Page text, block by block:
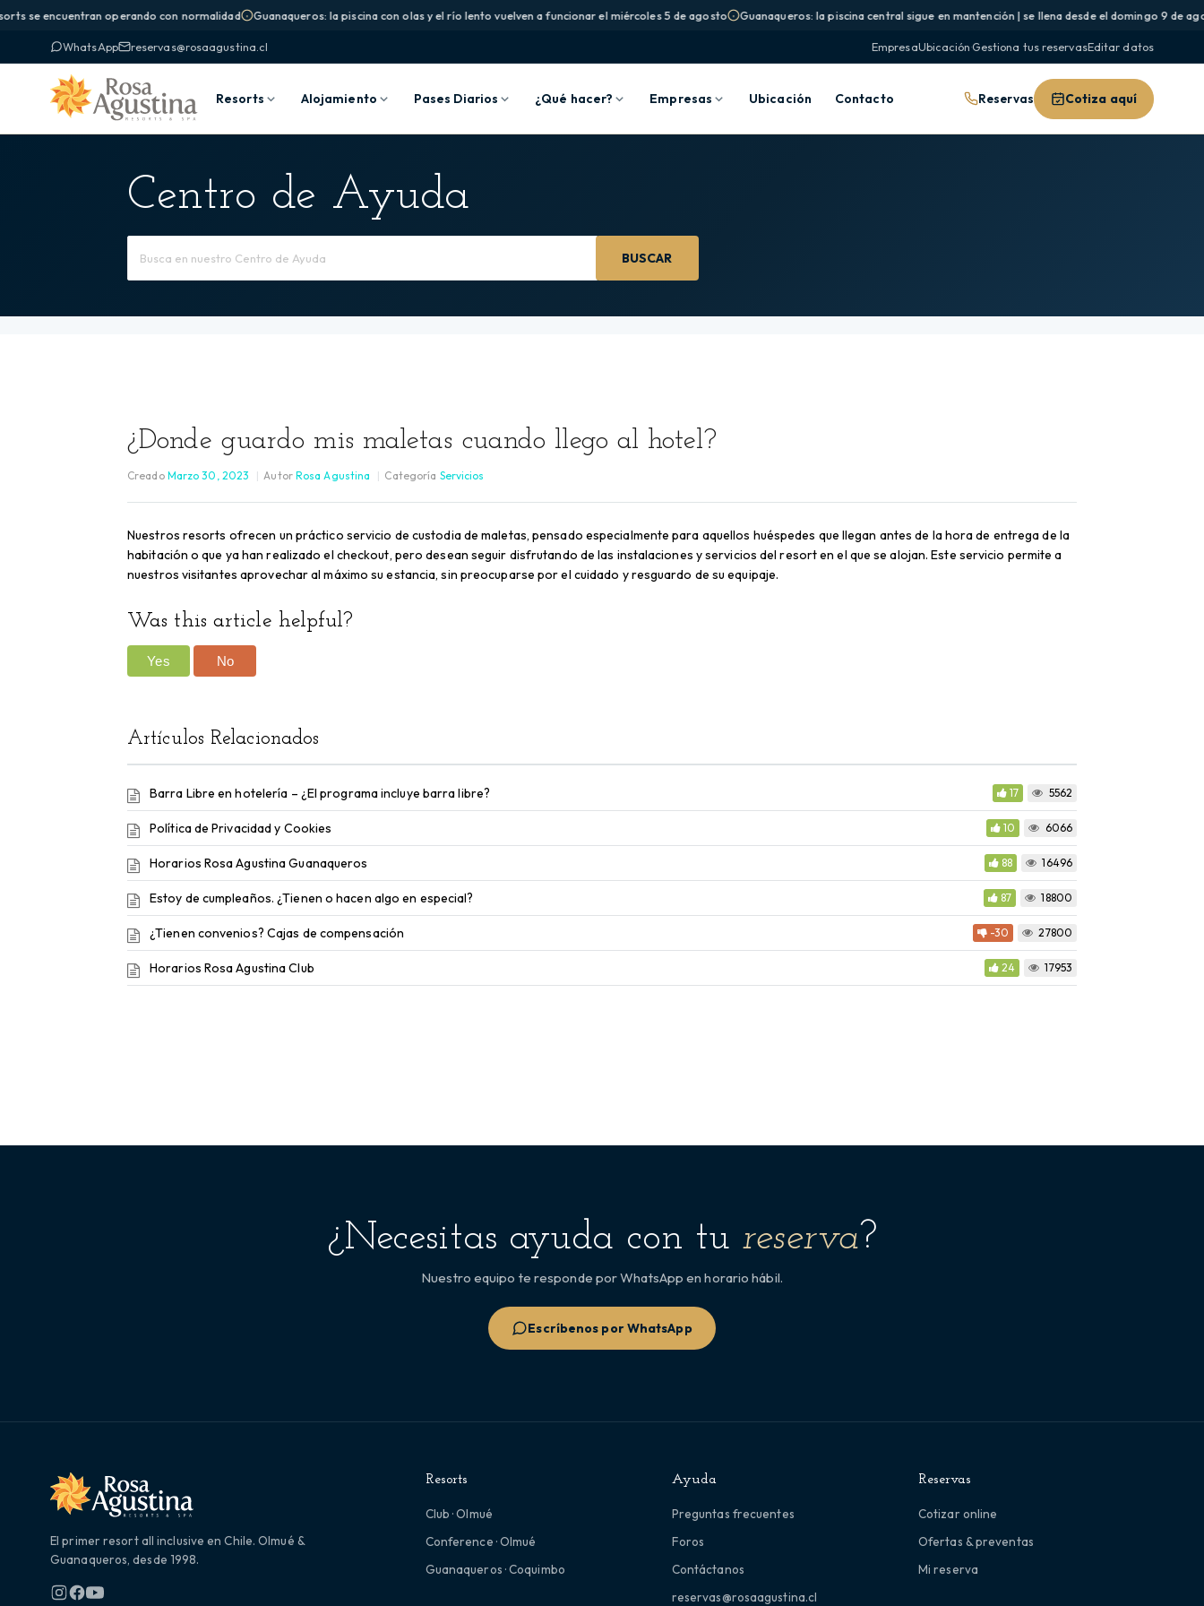
se encuentran operando con normalidad Guanaqueros: la piscina con olas y el río lento vuelven a funcionar el miércoles 5 de agosto Guanaqueros: la piscina central sigue en mantención | se llena desde el domingo 9 de
WhatsApp reservas@rosaagustina.cl EmpresaUbicación·Gestiona tus reservasEditar datos
Resorts Alojamiento Pases Diarios ¿Qué hacer? Empresas Ubicación Contacto Reservas Cotiza aquí
Centro de Ayuda
por
BUSCAR
¿Donde guardo mis maletas cuando llego al hotel?
Creado Marzo 30, 2023 Autor Rosa Agustina Categoría Servicios
Nuestros resorts ofrecen un práctico servicio de custodia de maletas, pensado especialmente para aquellos huéspedes que llegan antes de la hora de entrega de la
habitación o que ya han realizado el checkout, pero desean seguir disfrutando de las instalaciones y servicios del resort en el que se alojan. Este servicio permite a
nuestros visitantes aprovechar al máximo su estancia, sin preocuparse por el cuidado y resguardo de su equipaje.
Was this article helpful?
Yes No
Artículos Relacionados
Barra Libre en hotelería – ¿El programa incluye barra libre? 17 5562
Política de Privacidad y Cookies 10 6066
Horarios Rosa Agustina Guanaqueros 88 16496
Estoy de cumpleaños. ¿Tienen o hacen algo en especial? 87 18800
¿Tienen convenios? Cajas de compensación -30 27800
Horarios Rosa Agustina Club 24 17953
¿Necesitas ayuda con tu reserva?
Nuestro equipo te responde por WhatsApp en horario hábil.
Escríbenos por WhatsApp
El primer resort all inclusive en Chile. Olmué &
Guanaqueros, desde 1998.
Resorts
Club · Olmué
Conference · Olmué
Guanaqueros · Coquimbo
Ayuda
Preguntas frecuentes
Foros
Contáctanos
reservas@rosaagustina.cl
Reservas
Cotizar online
Ofertas & preventas
Mi reserva